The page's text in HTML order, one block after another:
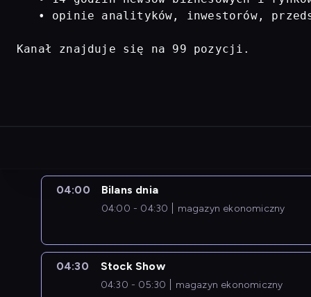
• opinie analityków, inwestorów,
Kanał znajduje się na 99 pozycji.
04:00 Bilans dnia
04:00 - 04:30 magazyn ekonomiczny
04:30 Stock Show
04:30 - 05:30
magazyn ekonomiczny